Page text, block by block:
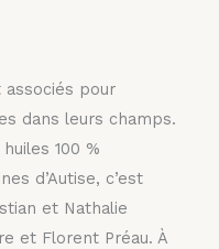
associés pour
dans leurs champs.
100 %
d’Autise, c’est
et Nathalie
et Florent Préau. À